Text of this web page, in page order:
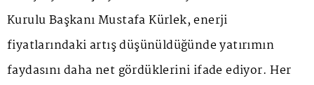
Kurulu Başkanı Mustafa Kürlek, enerji
fiyatlarındaki artış düşünüldüğünde yatırımın
faydasını daha net gördüklerini ifade ediyor. Her